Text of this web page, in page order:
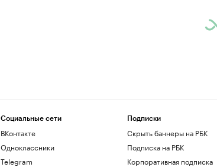
Социальные сети
ВКонтакте
Одноклассники
Telegram
Подписки
Скрыть баннеры на РБК
Подписка на РБК
Корпоративная подписка